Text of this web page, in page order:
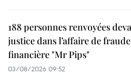
188 personnes renvoyées
justice dans l’affaire de fraude
financière "Mr Pips"
03/08/2026 09:52